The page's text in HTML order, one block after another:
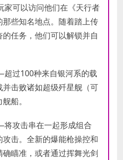
可以访问他们在《天行者
些知名地点。随着踏上传
任务，他们可以解锁并自
过100种来自银河系的载
击败诸如超级歼星舰（可
船。
攻击串在一起形成组合
击。全新的爆能枪操控和
瞄准，或者通过挥舞光剑